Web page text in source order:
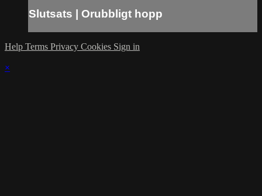
Slutsats | Orubbligt hopp
Help Terms Privacy Cookies Sign in
×